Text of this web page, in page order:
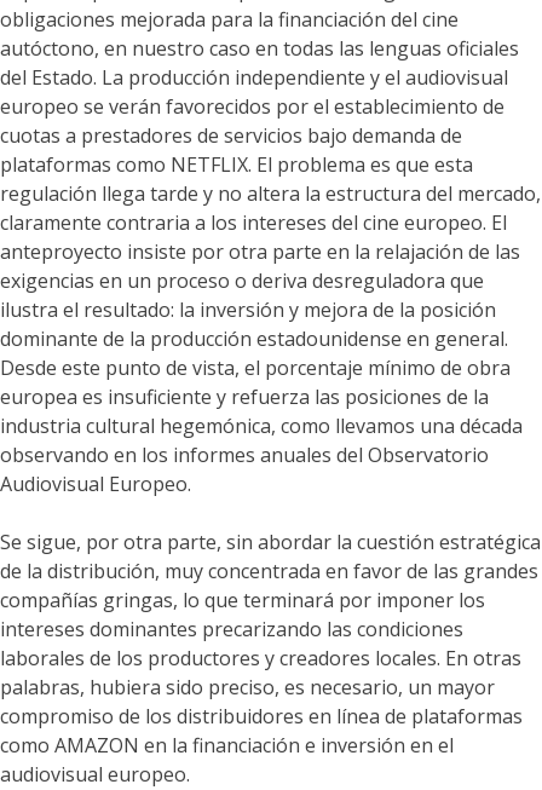
obligaciones mejorada para la financiación del cine
autóctono, en nuestro caso en todas las lenguas oficiales
del Estado. La producción independiente y el audiovisual
europeo se verán favorecidos por el establecimiento de
cuotas a prestadores de servicios bajo demanda de
plataformas como NETFLIX. El problema es que esta
regulación llega tarde y no altera la estructura del mercado,
claramente contraria a los intereses del cine europeo. El
anteproyecto insiste por otra parte en la relajación de las
exigencias en un proceso o deriva desreguladora que
ilustra el resultado: la inversión y mejora de la posición
dominante de la producción estadounidense en general.
Desde este punto de vista, el porcentaje mínimo de obra
europea es insuficiente y refuerza las posiciones de la
industria cultural hegemónica, como llevamos una década
observando en los informes anuales del Observatorio
Audiovisual Europeo.
Se sigue, por otra parte, sin abordar la cuestión estratégica
de la distribución, muy concentrada en favor de las grandes
compañías gringas, lo que terminará por imponer los
intereses dominantes precarizando las condiciones
laborales de los productores y creadores locales. En otras
palabras, hubiera sido preciso, es necesario, un mayor
compromiso de los distribuidores en línea de plataformas
como AMAZON en la financiación e inversión en el
audiovisual europeo.